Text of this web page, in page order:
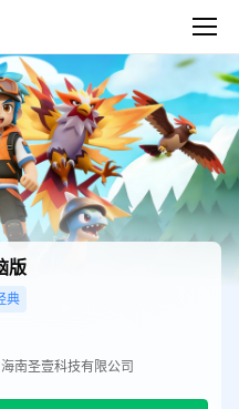
版
典
南圣壹科技有限公司